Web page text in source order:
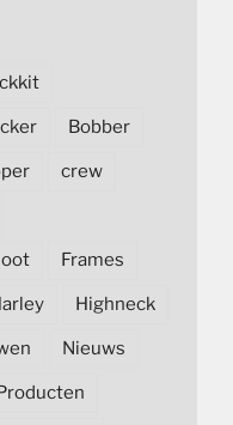
Bobber
crew
Frames
Highneck
Nieuws